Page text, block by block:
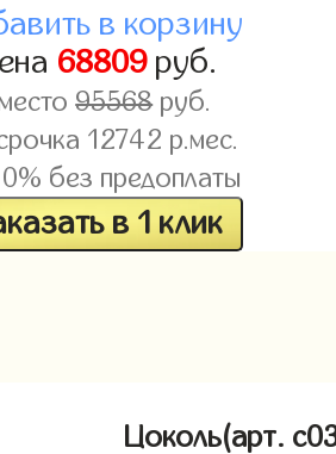
в корзину
68809руб.
95568руб.
12742 р.мес.
без предоплаты
в 1 клик
Цоколь(арт.